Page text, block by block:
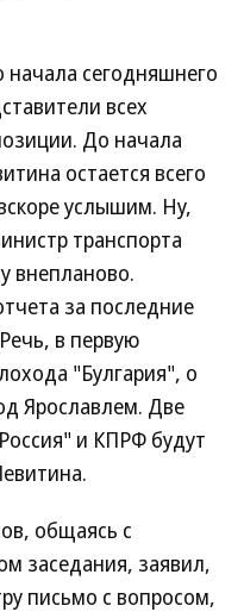
сегодняшнего
всех
До начала
остается всего
услышим. Ну,
транспорта
внепланово.
за последние
в первую
"Булгария", о
Ярославлем. Две
и КПРФ будут
общаясь с
заседания, заявил,
письмо с вопросом,